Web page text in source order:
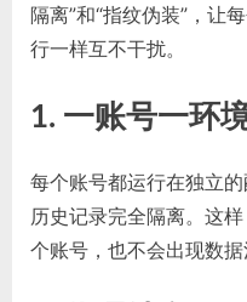
隔离”和“指纹伪装”，让
行一样互不干扰。
1. 一账号一环
每个账号都运行在独立
历史记录完全隔离。这
个账号，也不会出现数据